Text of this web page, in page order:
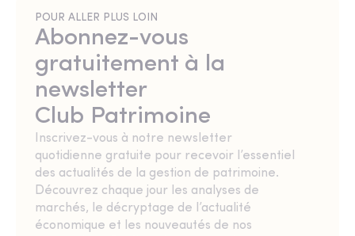
POUR ALLER PLUS LOIN
Abonnez-vous
gratuitement à la
newsletter
Club Patrimoine
Inscrivez-vous à notre newsletter
quotidienne gratuite pour recevoir l’essentiel
des actualités de la gestion de patrimoine.
Découvrez chaque jour les analyses de
marchés, le décryptage de l’actualité
économique et les nouveautés de nos